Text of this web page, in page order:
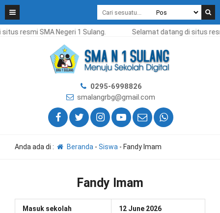
resmi SMA Negeri 1 Sulang. Selamat datang di situs
0295-6998826
smalangrbg@gmail.com
Anda ada di : Beranda - Siswa - Fandy Imam
Fandy Imam
Masuk sekolah 12 June 2026